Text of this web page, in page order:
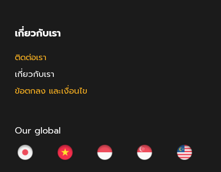
เกี่ยวกับเรา
ติดต่อเรา
เกี่ยวกับเรา
ข้อตกลง และเงื่อนไข
Our global